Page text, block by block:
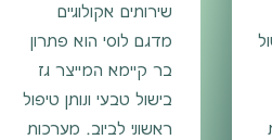
שירותים אקולוגיים
מדגם לוסי הוא פתרון
בר קיימא המייצר גז
בישול טבעי ונותן טיפול
ראשוני לביוב. מערכות